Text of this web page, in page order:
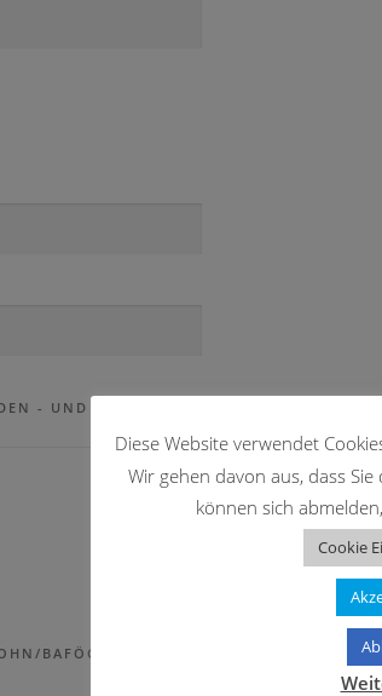
- UND HÄNGEN SIE DATEIEN AN
BAFÖG/HARTZIV ETC.):
Diese Website verwendet
Wir gehen davon aus, dass
können sich
Cookie